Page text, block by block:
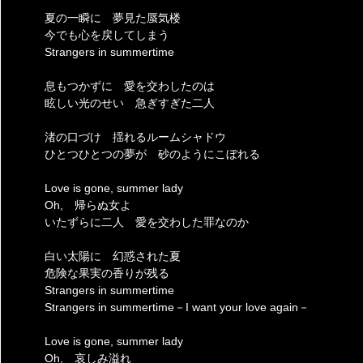
夏の一瞬に 夢見た蜃気楼
今でも心を戻してしまう
Strangers in summertime
息もつかずに 愛を交わしたのは
眩しい光のせい 急ぎすぎた二人
渚の口づけ 揺れるルームシャドウ
ひとつひとつの夢が 砂のようにこぼれる
Love is gone, summer lady
Oh, 帰らぬ女よ
いたずらに二人 愛を交わした罪なのか
白い太陽に 幻惑された夏
危険な果実の香りが残る
Strangers in summertime
Strangers in summertime－I want your love again－
Love is gone, summer lady
Oh, 哀しみ溢れ